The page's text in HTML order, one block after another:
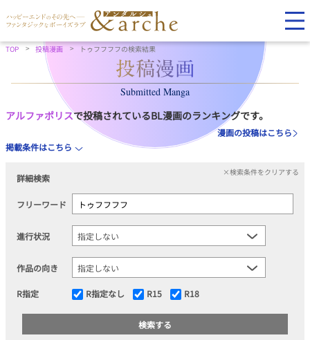
TOP 投稿漫画 トゥフフフフの検索結果
Submitted Manga
アルファポリスで投稿されているBL漫画のランキングです。
漫画の投稿はこちら
掲載条件はこちら
詳細検索
×検索条件をクリアする
フリーワード
進行状況
作品の向き
R指定 R指定なし R15 R18